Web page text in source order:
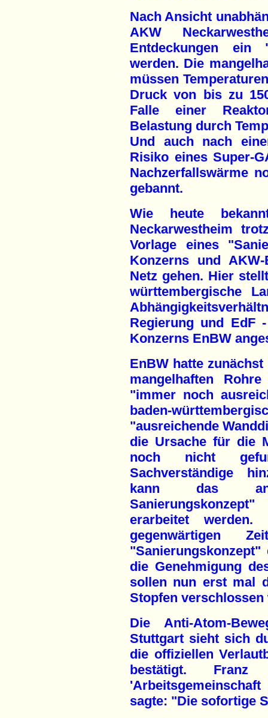
Nach Ansicht
AKW
Entdeckungen ein
werden. Die
müssen
Druck von bis zu
Falle einer
Belastung durch
Und auch nach
Risiko eines Super-
Nachzerfallswärme
gebannt.
Wie heute
Neckarwestheim
Vorlage eines
Konzerns und
Netz gehen. Hier
württembergische
Regierung und EdF
Konzerns EnBW
EnBW hatte
mangelhaften
"immer noch
baden-
"ausreichende
die Ursache für die
noch nicht
Sachverständige
kann das
erarbeitet
gegenwärtigen
die Genehmigung
sollen nun erst mal
Stopfen verschlossen
Die Anti-Atom-
Stuttgart sieht sich
die offiziellen
bestätigt.
sagte: "Die sofortige